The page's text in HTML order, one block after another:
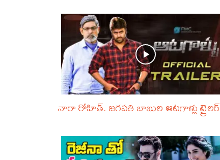
నారా రోహిత్. జగపతి బాబుల ఆటగాళ్లు ట్రైలర్